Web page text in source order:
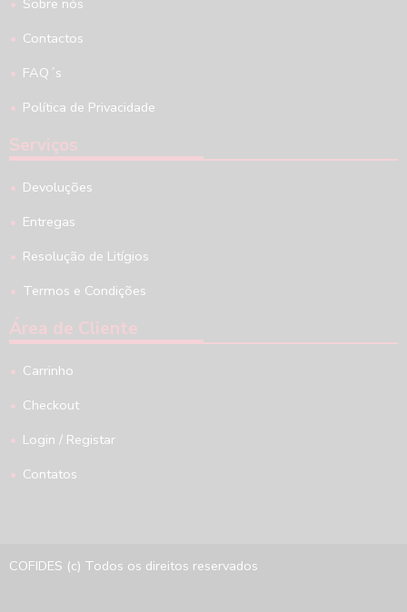
Sobre nós
Contactos
FAQ´s
Política de Privacidade
Serviços
Devoluções
Entregas
Resolução de Litígios
Termos e Condições
Área de Cliente
Carrinho
Checkout
Login / Registar
Contatos
COFIDES (c) Todos os direitos reservados